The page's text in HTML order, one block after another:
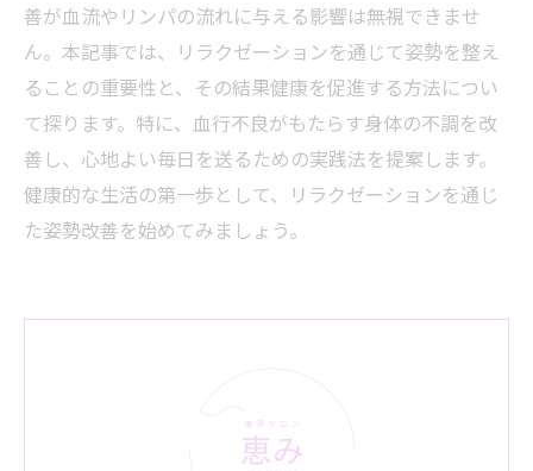
善が血流やリンパの流れに与える影響は無視できませ
ん。本記事では、リラクゼーションを通じて姿勢を整え
ることの重要性と、その結果健康を促進する方法につい
て探ります。特に、血行不良がもたらす身体の不調を改
善し、心地よい毎日を送るための実践法を提案します。
健康的な生活の第一歩として、リラクゼーションを通じ
た姿勢改善を始めてみましょう。